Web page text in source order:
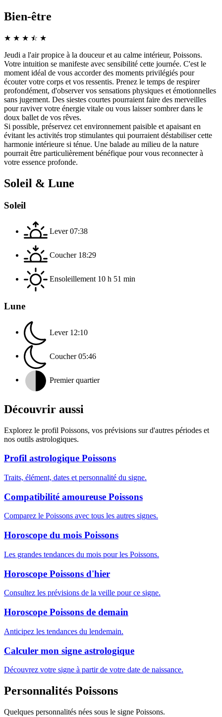
Bien-être
★ ★ ★ ☆
★ ★
Jeudi a l'air propice à la douceur et au calme intérieur, Poissons.
Votre intuition se manifeste avec sensibilité cette journée. C'est le
moment idéal de vous accorder des moments privilégiés pour
écouter votre corps et vos ressentis. Prenez le temps de respirer
profondément, d'observer vos sensations physiques et émotionnelles
sans jugement. Des siestes courtes pourraient faire des merveilles
pour raviver votre énergie vitale ou vous laisser sombrer dans le
doux ballet de vos rêves.
Si possible, préservez cet environnement paisible et apaisant en
évitant les activités trop stimulantes qui pourraient déstabiliser cette
harmonie intérieure si ténue. Une balade au milieu de la nature
pourrait être particulièrement bénéfique pour vous reconnecter à
votre essence profonde.
Soleil & Lune
Soleil
Lever 07:38
Coucher 18:29
Ensoleillement 10 h 51 min
Lune
Lever 12:10
Coucher 05:46
Premier quartier
Découvrir aussi
Explorez le profil Poissons, vos prévisions sur d'autres périodes et
nos outils astrologiques.
Profil astrologique Poissons
Traits, élément, dates et personnalité du signe.
Compatibilité amoureuse Poissons
Comparez le Poissons avec tous les autres signes.
Horoscope du mois Poissons
Les grandes tendances du mois pour les Poissons.
Horoscope Poissons d'hier
Consultez les prévisions de la veille pour ce signe.
Horoscope Poissons de demain
Anticipez les tendances du lendemain.
Calculer mon signe astrologique
Découvrez votre signe à partir de votre date de naissance.
Personnalités Poissons
Quelques personnalités nées sous le signe Poissons.